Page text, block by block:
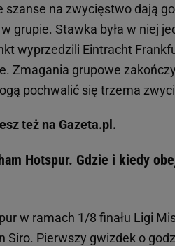
na zwycięstwo dają
grupie. Stawka była w niej
wyprzedzili Eintracht
Zmagania grupowe
pochwalić się trzema
też na Gazeta.pl .
Hotspur. Gdzie i kiedy
w ramach 1/8 finału Ligi
Siro. Pierwszy gwizdek o